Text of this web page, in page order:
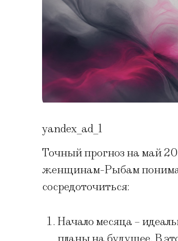
yandex_ad_1
Точный прогноз на май
женщинам-Рыбам
сосредоточиться:
Начало месяца –